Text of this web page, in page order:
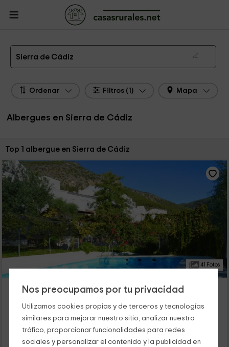
Nos preocupamos por tu privacidad
Utilizamos cookies propias y de terceros y tecnologías
similares para mejorar nuestro sitio, analizar nuestro
tráfico, proporcionar funcionalidades para redes
sociales y personalizar el contenido y la publicidad en
Casas Rurales
Albergue en Sierra de Cádiz
Sierra de Cádiz
Ordenar Filtros (1) Mapa
Albergues en Sierra de Cádiz
Ordenar por:
Top 1 albergue en Sierra de Cádiz
41 Fotos
EcoAlbergue de Algodonales
0 opiniones
Por habitaciones
9 habitaciones
45 personas
5 baños